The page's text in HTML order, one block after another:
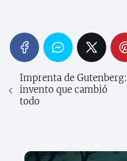
Imprenta de Gutenberg:
invento que cambió
todo